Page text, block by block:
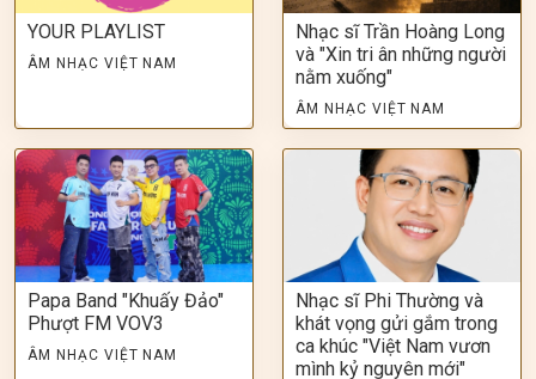
YOUR PLAYLIST
ÂM NHẠC VIỆT NAM
Nhạc sĩ Trần Hoàng Long
và "Xin tri ân những người
nằm xuống"
ÂM NHẠC VIỆT NAM
Papa Band "Khuấy Đảo"
Phượt FM VOV3
ÂM NHẠC VIỆT NAM
Nhạc sĩ Phi Thường và
khát vọng gửi gắm trong
ca khúc "Việt Nam vươn
mình kỷ nguyên mới"